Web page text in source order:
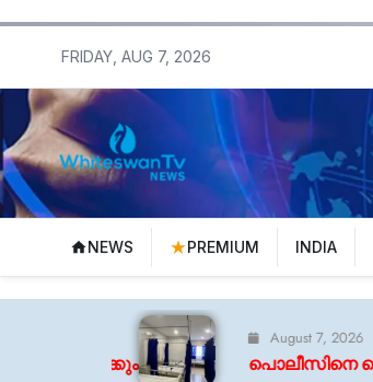
FRIDAY, AUG 7, 2026
NEWS PREMIUM INDIA
August 7, 2026
പൊലീസിനെ വെല്ലുവിളിച്ചു,